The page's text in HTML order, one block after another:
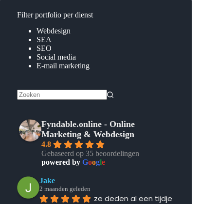
Filter portfolio per dienst
Webdesign
SEA
SEO
Social media
E-mail marketing
Fyndable.online - Online
Marketing & Webdesign
4.8
Gebaseerd op 35 beoordelingen
powered by Google
Jake
2 maanden geleden
ze deden al een tijdje